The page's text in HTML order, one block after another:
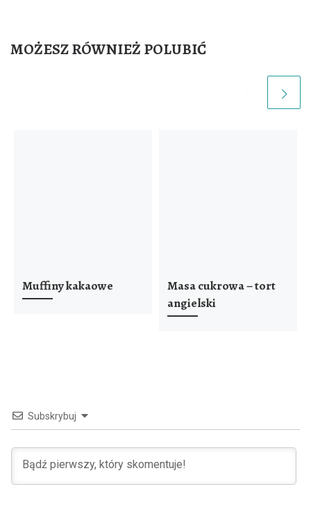
MOŻESZ RÓWNIEŻ POLUBIĆ
Muffiny kakaowe
Masa cukrowa – tort
angielski
Subskrybuj